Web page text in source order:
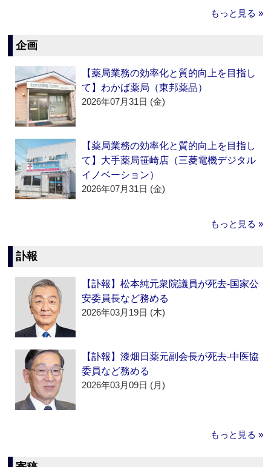
もっと見る »
企画
【薬局業務の効率化と質的向上を目指し
て】わかば薬局（東邦薬品）
2026年07月31日 (金)
【薬局業務の効率化と質的向上を目指し
て】大手薬局笹崎店（三菱電機デジタル
イノベーション）
2026年07月31日 (金)
もっと見る »
訃報
【訃報】松本純元衆院議員が死去‐国家公
安委員長など務める
2026年03月19日 (木)
【訃報】漆畑日薬元副会長が死去‐中医協
委員など務める
2026年03月09日 (月)
もっと見る »